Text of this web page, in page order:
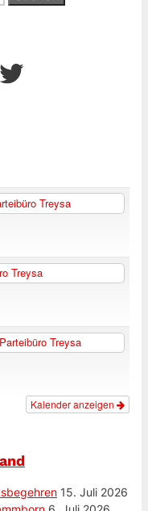
Twitter
Treysa
Treysa
Treysa
Kalender anzeigen
15. Juli 2026